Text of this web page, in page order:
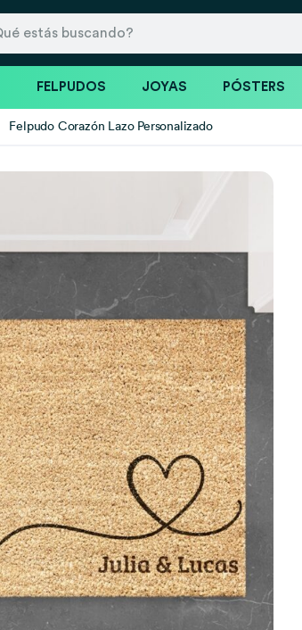
FELPUDOS JOYAS PÓSTERS
Felpudo Corazón Lazo Personalizado